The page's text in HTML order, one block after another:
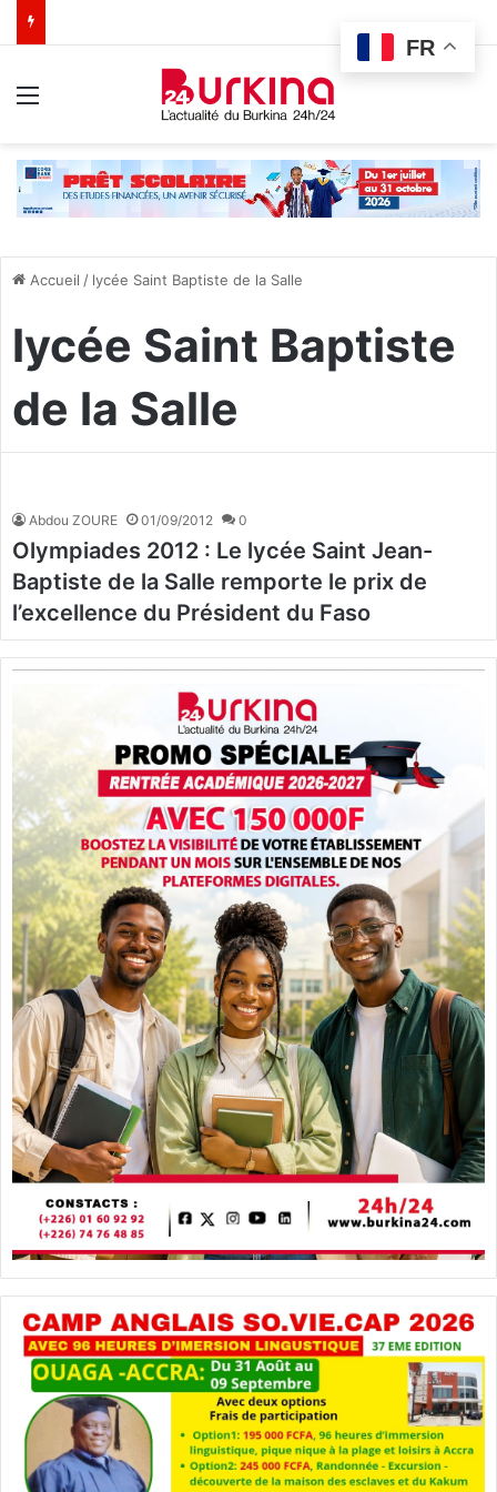
Accueil / lycée Saint Baptiste de la Salle
lycée Saint Baptiste
de la Salle
Abdou ZOURE 01/09/2012 0
Olympiades 2012 : Le lycée Saint Jean-
Baptiste de la Salle remporte le prix de
l’excellence du Président du Faso
FR